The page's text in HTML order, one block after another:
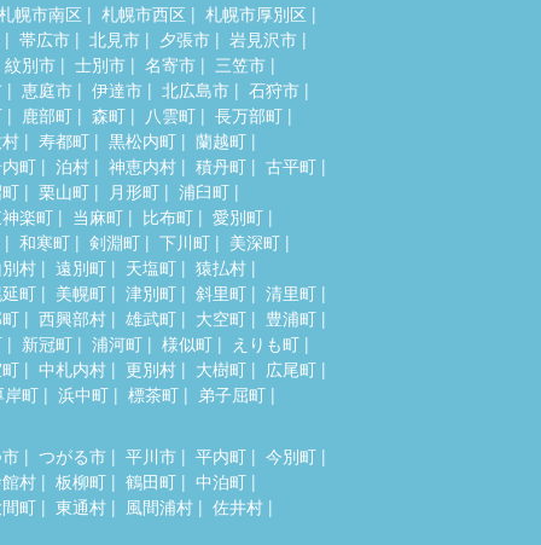
幌市南区 札幌市西区
札幌市厚別区
帯広市
北見市 夕張市
岩見沢市
紋別市
士別市 名寄市
三笠市
恵庭市 伊達市 北広島市
石狩市
鹿部町 森町 八雲町
長万部町
寿都町 黒松内町
蘭越町
町
泊村 神恵内村 積丹町
古平町
栗山町 月形町
浦臼町
楽町
当麻町 比布町
愛別町
和寒町
剣淵町 下川町
美深町
村
遠別町 天塩町
猿払村
町
美幌町 津別町 斜里町
清里町
西興部村 雄武町 大空町
豊浦町
新冠町 浦河町 様似町
えりも町
中札内村 更別村 大樹町
広尾町
岸町
浜中町 標茶町 弟子屈町
つがる市 平川市 平内町
今別町
村
板柳町 鶴田町
中泊町
町
東通村 風間浦村 佐井村